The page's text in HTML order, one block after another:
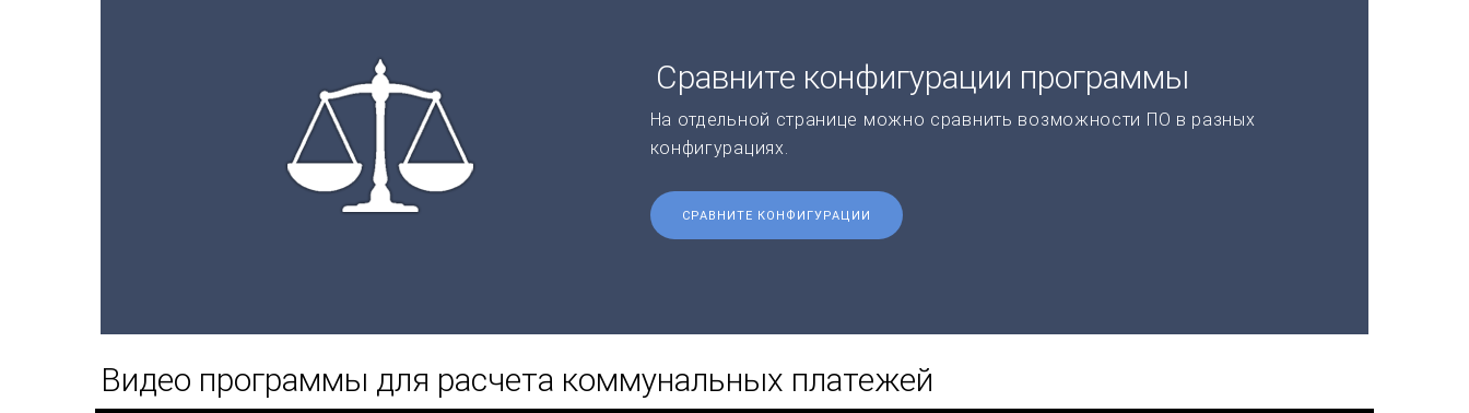
Сравните конфигурации программы
На отдельной странице можно сравнить возможности ПО в разных
конфигурациях.
СРАВНИТЕ КОНФИГУРАЦИИ
Видео программы для расчета коммунальных платежей